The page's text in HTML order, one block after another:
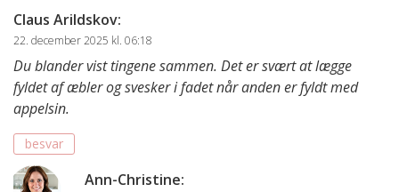
Claus Arildskov:
22. december 2025 kl. 06:18
Du blander vist tingene sammen. Det er svært at lægge
fyldet af æbler og svesker i fadet når anden er fyldt med
appelsin.
besvar
Ann-Christine: